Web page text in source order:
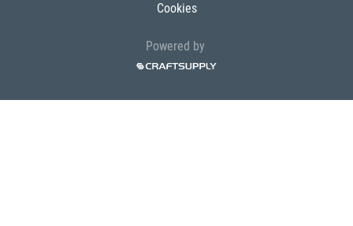
Cookies
Powered by